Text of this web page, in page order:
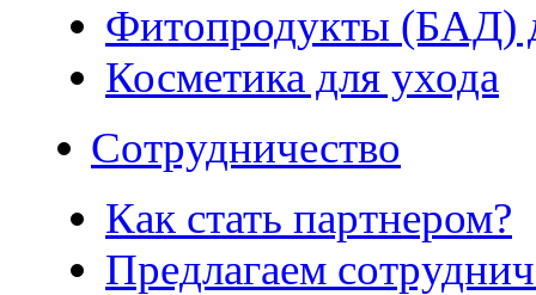
Фитопродукты (БАД)
Косметика для ухода
Сотрудничество
Как стать партнером?
Предлагаем